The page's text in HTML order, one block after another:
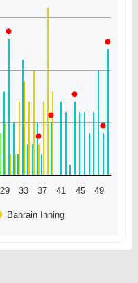
Bahrain Inning
29 33 37 41 45 49